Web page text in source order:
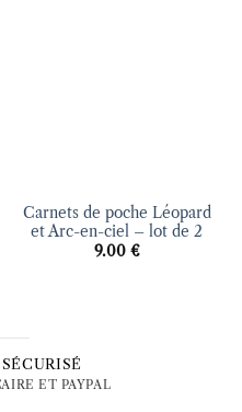
Carnets de poche Léopard
et Arc-en-ciel – lot de 2
9.00 €
ET PAYPAL